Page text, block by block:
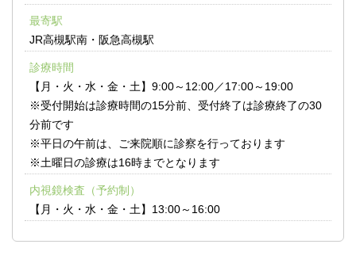
最寄駅
JR高槻駅南・阪急高槻駅
診療時間
【月・火・水・金・土】9:00～12:00／17:00～19:00
※受付開始は診療時間の15分前、受付終了は診療終了の30
分前です
※平日の午前は、ご来院順に診察を行っております
※土曜日の診療は16時までとなります
内視鏡検査（予約制）
【月・火・水・金・土】13:00～16:00